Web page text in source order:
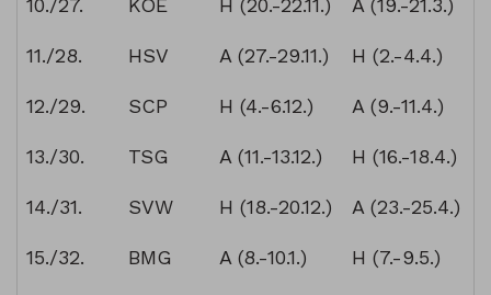
10./27. KOE H (20.-22.11.) A (19.-21.3.)
11./28. HSV A (27.-29.11.) H (2.-4.4.)
12./29. SCP H (4.-6.12.) A (9.-11.4.)
13./30. TSG A (11.-13.12.) H (16.-18.4.)
14./31. SVW H (18.-20.12.) A (23.-25.4.)
15./32. BMG A (8.-10.1.) H (7.-9.5.)